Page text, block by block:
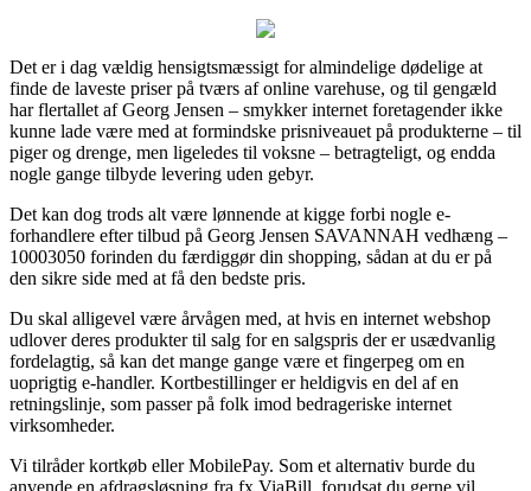
Det er i dag vældig hensigtsmæssigt for almindelige dødelige at
finde de laveste priser på tværs af online varehuse, og til gengæld
har flertallet af Georg Jensen – smykker internet foretagender ikke
kunne lade være med at formindske prisniveauet på produkterne – til
piger og drenge, men ligeledes til voksne – betragteligt, og endda
nogle gange tilbyde levering uden gebyr.
Det kan dog trods alt være lønnende at kigge forbi nogle e-
forhandlere efter tilbud på Georg Jensen SAVANNAH vedhæng –
10003050 forinden du færdiggør din shopping, sådan at du er på
den sikre side med at få den bedste pris.
Du skal alligevel være årvågen med, at hvis en internet webshop
udlover deres produkter til salg for en salgspris der er usædvanlig
fordelagtig, så kan det mange gange være et fingerpeg om en
uoprigtig e-handler. Kortbestillinger er heldigvis en del af en
retningslinje, som passer på folk imod bedrageriske internet
virksomheder.
Vi tilråder kortkøb eller MobilePay. Som et alternativ burde du
anvende en afdragsløsning fra fx ViaBill, forudsat du gerne vil